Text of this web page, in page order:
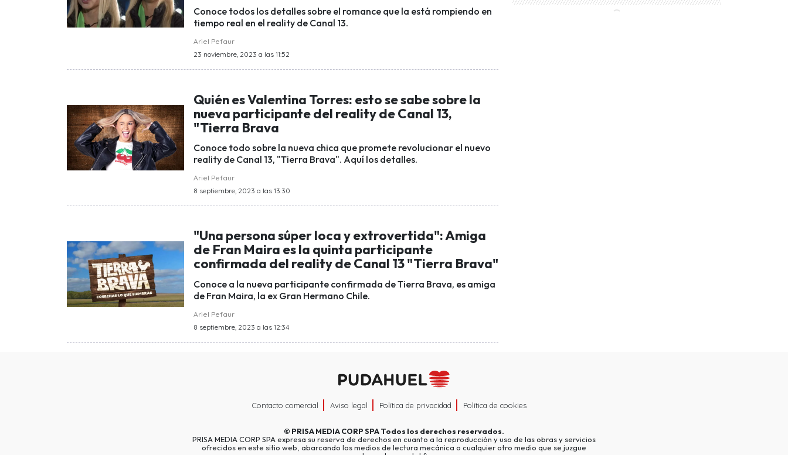
Conoce todos los detalles sobre el romance que la está rompiendo en
tiempo real en el reality de Canal 13.
Ariel Pefaur
23 noviembre, 2023 a las 11:52
Quién es Valentina Torres: esto se sabe sobre la
nueva participante del reality de Canal 13,
"Tierra Brava
Conoce todo sobre la nueva chica que promete revolucionar el nuevo
reality de Canal 13, "Tierra Brava". Aquí los detalles.
Ariel Pefaur
8 septiembre, 2023 a las 13:30
"Una persona súper loca y extrovertida": Amiga
de Fran Maira es la quinta participante
confirmada del reality de Canal 13 "Tierra Brava"
Conoce a la nueva participante confirmada de Tierra Brava, es amiga
de Fran Maira, la ex Gran Hermano Chile.
Ariel Pefaur
8 septiembre, 2023 a las 12:34
Contacto comercial Aviso legal Política de privacidad Política de cookies
© PRISA MEDIA CORP SPATodos los derechos reservados.
PRISA MEDIA CORP SPA expresa su reserva de derechos en cuanto a la reproducción y uso de las obras y servicios
ofrecidos en este sitio web, abarcando los medios de lectura mecánica o cualquier otro medio que se juzgue